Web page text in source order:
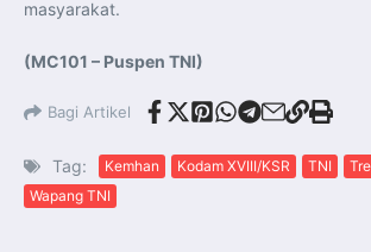
masyarakat.
(MC101 – Puspen TNI)
Bagi Artikel
Tag: Kemhan Kodam XVIII/KSR TNI
Wapang TNI